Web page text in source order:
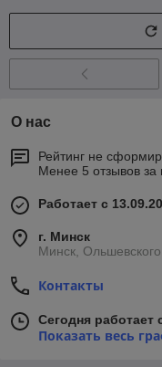
О нас
Рейтинг не
Менее 5 отзывов за
Работает с
г. Минск
Минск,
Контакты
Сегодня работает
Показать весь